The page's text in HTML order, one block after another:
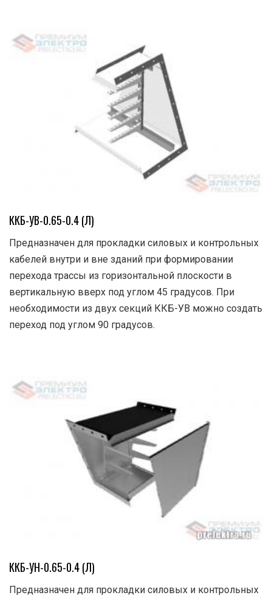
ККБ-УВ-0.65-0.4 (Л)
Предназначен для прокладки силовых и контрольных
кабелей внутри и вне зданий при формировании
перехода трассы из горизонтальной плоскости в
вертикальную вверх под углом 45 градусов. При
необходимости из двух секций ККБ-УВ можно создать
переход под углом 90 градусов.
ККБ-УН-0.65-0.4 (Л)
Предназначен для прокладки силовых и контрольных